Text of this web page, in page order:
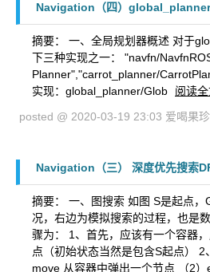
Navigation（四）global_planner
摘要： 一、全局规划器概述 对于
下三种实现之一： "navfn/
Planner","carrot_planner/
实现：global_planner/Glob
阅读
posted @ 2020-03-19 23:03 爱喝果
Navigation（三） 深度优先搜索
摘要： 一、图搜索 如图 S是起点
况，右边为模拟搜索的过程，也是
骤为： 1、首先，应该有一个容器
点（初始状态当然是包含S起点）
move 从容器中弹出一个节点 （2